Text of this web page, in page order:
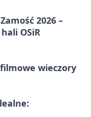
2026 –
OSiR
wieczory